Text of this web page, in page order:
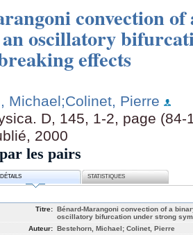
convection
oscillatory
effects
Michael;Colinet, Pierre
D, 145, 1-2, page (84-
2000
les pairs
DÉTAILS STATISTIQUES
Titre: Bénard-Marangoni convection of a
oscillatory bifurcation under strong
Auteur: Bestehorn, Michael; Colinet, Pierre